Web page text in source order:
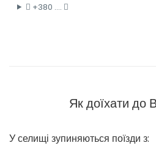
+380 ....
Як доїхати до
У селищі зупиняються поїзди з: